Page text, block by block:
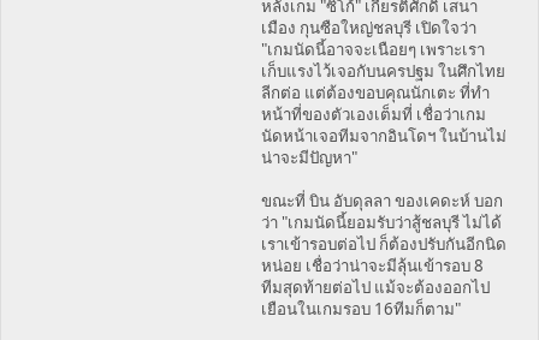
หลังเกม "ซิโก้" เกียรติศักดิ์ เสนา
เมือง กุนซือใหญ่ชลบุรี เปิดใจว่า
"เกมนัดนี้อาจจะเนือยๆ เพราะเรา
เก็บแรงไว้เจอกับนครปฐม ในศึกไทย
ลีกต่อ แต่ต้องขอบคุณนักเตะ ที่ทำ
หน้าที่ของตัวเองเต็มที่ เชื่อว่าเกม
นัดหน้าเจอทีมจากอินโดฯ ในบ้านไม่
น่าจะมีปัญหา"
ขณะที่ บิน อับดุลลา ของเคดะห์ บอก
ว่า "เกมนัดนี้ยอมรับว่าสู้ชลบุรี ไม่ได้
เราเข้ารอบต่อไป ก็ต้องปรับกันอีกนิด
หน่อย เชื่อว่าน่าจะมีลุ้นเข้ารอบ 8
ทีมสุดท้ายต่อไป แม้จะต้องออกไป
เยือนในเกมรอบ 16ทีมก็ตาม"